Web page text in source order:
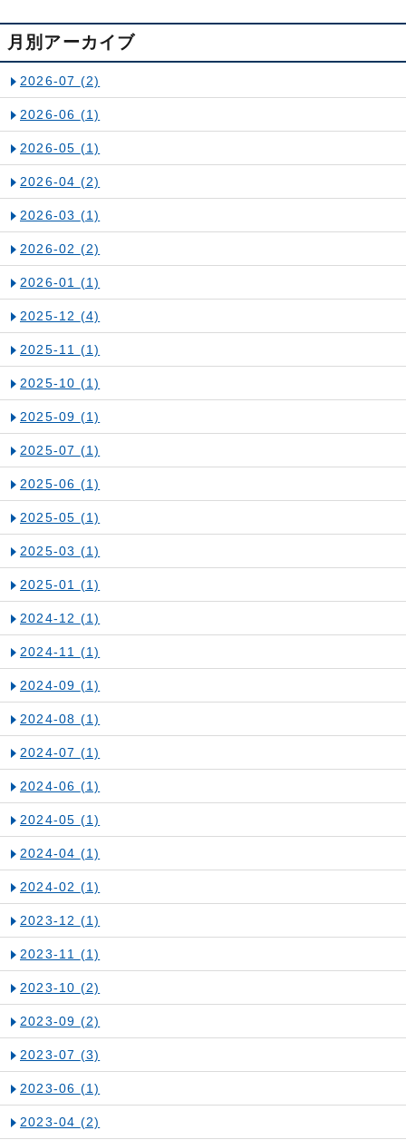
月別アーカイブ
2026-07 (2)
2026-06 (1)
2026-05 (1)
2026-04 (2)
2026-03 (1)
2026-02 (2)
2026-01 (1)
2025-12 (4)
2025-11 (1)
2025-10 (1)
2025-09 (1)
2025-07 (1)
2025-06 (1)
2025-05 (1)
2025-03 (1)
2025-01 (1)
2024-12 (1)
2024-11 (1)
2024-09 (1)
2024-08 (1)
2024-07 (1)
2024-06 (1)
2024-05 (1)
2024-04 (1)
2024-02 (1)
2023-12 (1)
2023-11 (1)
2023-10 (2)
2023-09 (2)
2023-07 (3)
2023-06 (1)
2023-04 (2)